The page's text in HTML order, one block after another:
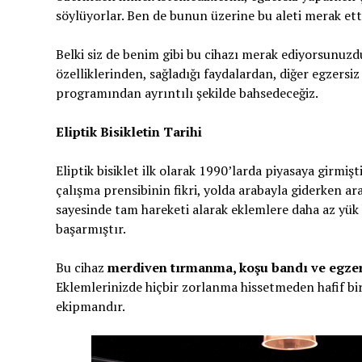
söylüyorlar. Ben de bunun üzerine bu aleti merak
Belki siz de benim gibi bu cihazı merak
özelliklerinden, sağladığı faydalardan, diğer
programından ayrıntılı şekilde bahsedeceğiz.
Eliptik Bisikletin Tarihi
Eliptik bisiklet ilk olarak 1990’larda piyasaya
çalışma prensibinin fikri, yolda arabayla giderken
sayesinde tam hareketi alarak eklemlere daha az
başarmıştır.
Bu cihaz merdiven tırmanma, koşu bandı ve
Eklemlerinizde hiçbir zorlanma hissetmeden hafif
ekipmandır.